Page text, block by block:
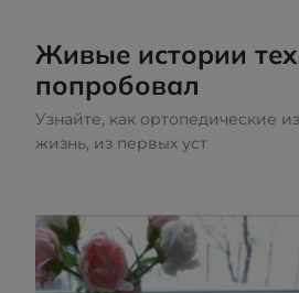
Живые истории
попробовал
Узнайте, как ортопедические
жизнь, из первых уст